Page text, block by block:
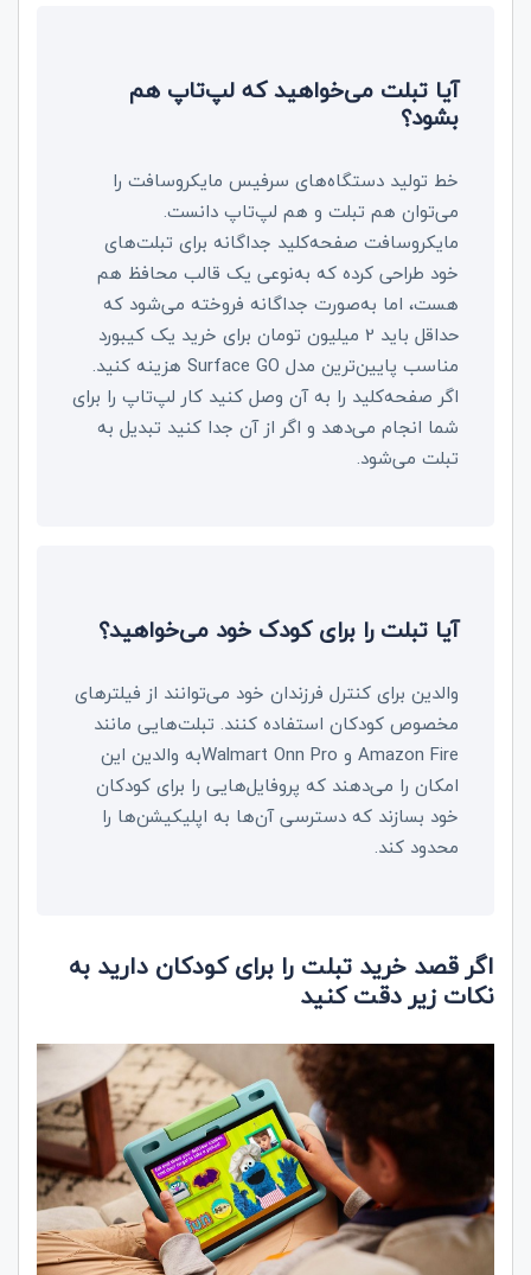
آیا تبلت می‌خواهید که لپ‌تاپ هم
بشود؟
خط تولید دستگاه‌های سرفیس مایکروسافت را
می‌توان هم تبلت و هم لپ‌تاپ دانست.
مایکروسافت صفحه‌کلید جداگانه برای تبلت‌های
خود طراحی کرده که به‌نوعی یک قالب محافظ هم
هست، اما به‌صورت جداگانه فروخته می‌شود که
حداقل باید 2 میلیون تومان برای خرید یک کیبورد
مناسب پایین‌ترین مدل Surface GO هزینه کنید.
اگر صفحه‌کلید را به آن وصل کنید کار لپ‌تاپ را برای
شما انجام می‌دهد و اگر از آن جدا کنید تبدیل به
تبلت می‌شود.
آیا تبلت را برای کودک خود می‌خواهید؟
والدین برای کنترل فرزندان خود می‌توانند از فیلترهای
مخصوص کودکان استفاده کنند. تبلت‌هایی مانند
Amazon Fire و Walmart Onn Proبه والدین این
امکان را می‌دهند که پروفایل‌هایی را برای کودکان
خود بسازند که دسترسی آن‌ها به اپلیکیشن‌ها را
محدود کند.
اگر قصد خرید تبلت را برای کودکان دارید به
نکات زیر دقت کنید